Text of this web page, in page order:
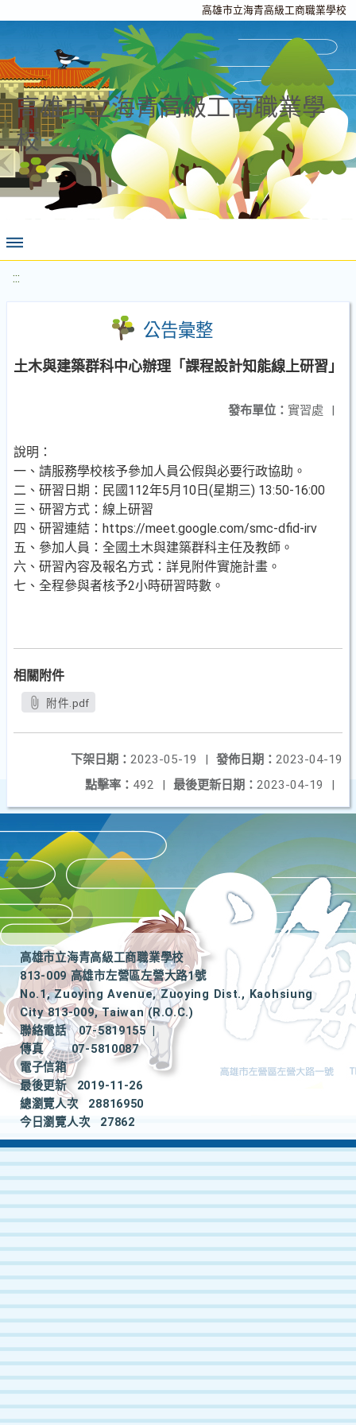
高雄市立海青高級工商職業學校
高雄市立海青高級工商職業學
校
:::
公告彙整
土木與建築群科中心辦理「課程設計知能線上研習」
發布單位： 實習處 |
說明：
一、請服務學校核予參加人員公假與必要行政協助。
二、研習日期：民國112年5月10日(星期三) 13:50-16:00
三、研習方式：線上研習
四、研習連結：https://meet.google.com/smc-dfid-irv
五、參加人員：全國土木與建築群科主任及教師。
六、研習內容及報名方式：詳見附件實施計畫。
七、全程參與者核予2小時研習時數。
相關附件
附件.pdf
發佈日期： 2023-04-19
下架日期： 2023-05-19
|
最後更新日期： 2023-04-19 |
點擊率： 492 |
高雄市立海青高級工商職業學校
813-009 高雄市左營區左營大路1號
No.1, Zuoying Avenue, Zuoying Dist., Kaohsiung
City 813-009, Taiwan (R.O.C.)
聯絡電話
07-5819155
|
傳真
07-5810087
電子信箱
最後更新
2019-11-26
總瀏覽人次
28816950
今日瀏覽人次
27862